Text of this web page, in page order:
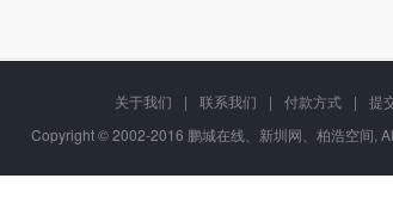
关于我们 | 联系我们 | 付款方式 | 提
Copyright © 2002-2016 鹏城在线、新圳网、柏浩空间,